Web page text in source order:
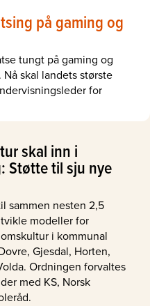
på gaming og
tungt på gaming og
skal landets største
for
skal inn i
Støtte til sju nye
sammen nesten 2,5
modeller for
i kommunal
Gjesdal, Horten,
Ordningen forvaltes
med KS, Norsk